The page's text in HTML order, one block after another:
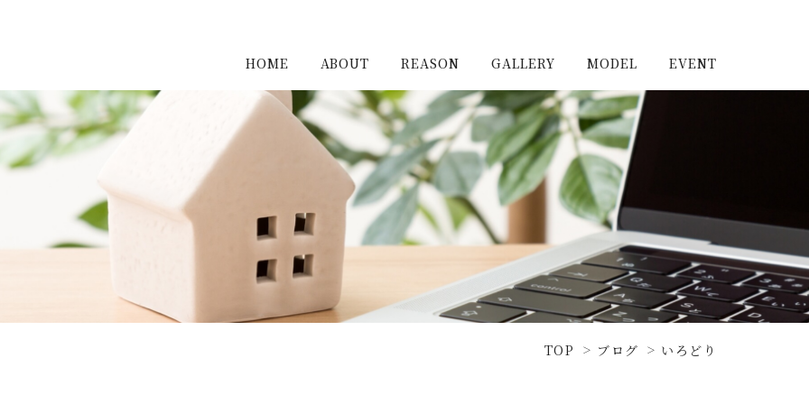
HOME ABOUT REASON GALLERY
施工実例（新築）
施工実例（リノベーショ
ン）
MODEL
浦和住宅公園
浦和住宅展示場Miraizu
大宮北ハウジングステージ
EVENT
TOP ブログ いろどり